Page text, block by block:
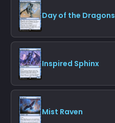
Day of the Dragons
Inspired Sphinx
Mist Raven